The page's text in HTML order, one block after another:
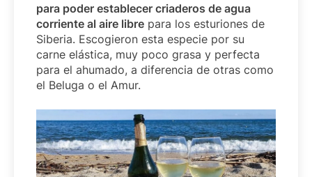
para poder establecer criaderos de agua
corriente al aire libre para los esturiones de
Siberia. Escogieron esta especie por su
carne elástica, muy poco grasa y perfecta
para el ahumado, a diferencia de otras como
el Beluga o el Amur.